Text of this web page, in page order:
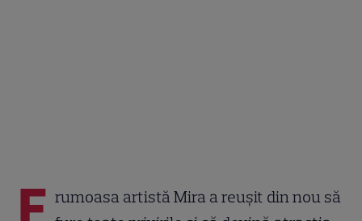
rumoasa artistă Mira a reușit din nou să